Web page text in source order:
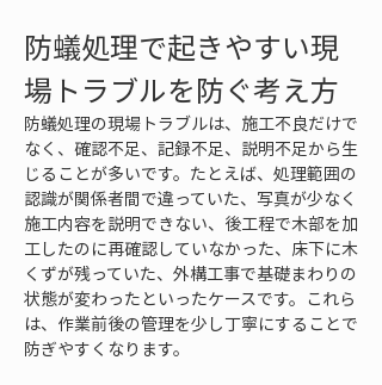
防蟻処理で起きやすい現
場トラブルを防ぐ考え方
防蟻処理の現場トラブルは、施工不良だけで
なく、確認不足、記録不足、説明不足から生
じることが多いです。たとえば、処理範囲の
認識が関係者間で違っていた、写真が少なく
施工内容を説明できない、後工程で木部を加
工したのに再確認していなかった、床下に木
くずが残っていた、外構工事で基礎まわりの
状態が変わったといったケースです。これら
は、作業前後の管理を少し丁寧にすることで
防ぎやすくなります。